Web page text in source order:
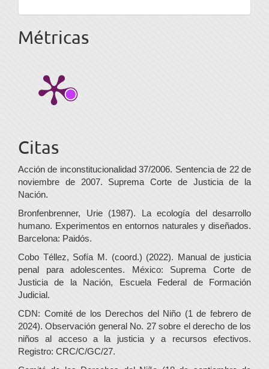
Métricas
Citas
Acción de inconstitucionalidad 37/2006. Sentencia de 22 de
noviembre de 2007. Suprema Corte de Justicia de la
Nación.
Bronfenbrenner, Urie (1987). La ecología del desarrollo
humano. Experimentos en entornos naturales y diseñados.
Barcelona: Paidós.
Cobo Téllez, Sofía M. (coord.) (2022). Manual de justicia
penal para adolescentes. México: Suprema Corte de
Justicia de la Nación, Escuela Federal de Formación
Judicial.
CDN: Comité de los Derechos del Niño (1 de febrero de
2024). Observación general No. 27 sobre el derecho de los
niños al acceso a la justicia y a recursos efectivos.
Registro: CRC/C/GC/27.